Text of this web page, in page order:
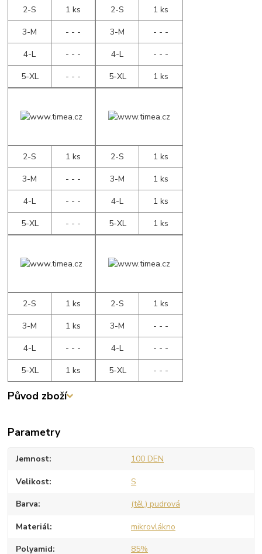
2-S
1 ks
3-M
- - -
4-L
- - -
5-XL
- - -
2-S
1 ks
3-M
- - -
4-L
- - -
5-XL
1 ks
2-S
1 ks
3-M
- - -
4-L
- - -
5-XL
- - -
2-S
1 ks
3-M
1 ks
4-L
1 ks
5-XL
1 ks
2-S
1 ks
3-M
1 ks
4-L
- - -
5-XL
1 ks
2-S
1 ks
3-M
- - -
4-L
- - -
5-XL
- - -
Původ zboží
Parametry
Jemnost 100 DEN
Velikost S
Barva (těl.) pudrová
Materiál mikrovlákno
Polyamid 85%